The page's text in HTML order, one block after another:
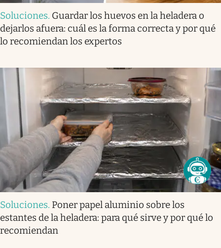
Soluciones. Guardar los huevos en la heladera o
dejarlos afuera: cuál es la forma correcta y por qué
lo recomiendan los expertos
Soluciones. Poner papel aluminio sobre los
estantes de la heladera: para qué sirve y por qué lo
recomiendan